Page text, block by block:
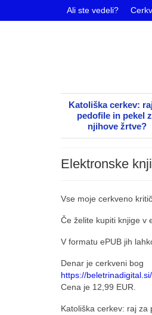
Ali ste vedeli?
Katoliška cerkev:
pedofile in pekel
njihove žrtve?
Elektronske
Vse moje cerkveno
Če želite kupiti knjige v
V formatu ePUB jih
Denar je cerkveni bog
https://
Cena je 12,99 EUR.
Katoliška cerkev: raj za